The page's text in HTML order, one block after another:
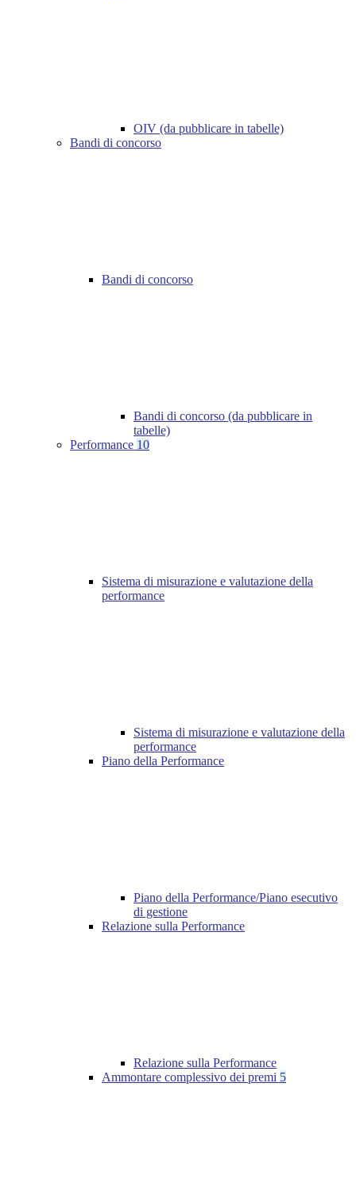
OIV (da pubblicare in tabelle)
Bandi di concorso
Bandi di concorso
Bandi di concorso (da pubblicare in
tabelle)
Performance 10
Sistema di misurazione e valutazione della
performance
Sistema di misurazione e valutazione della
performance
Piano della Performance
Piano della Performance/Piano esecutivo
di gestione
Relazione sulla Performance
Relazione sulla Performance
Ammontare complessivo dei premi 5